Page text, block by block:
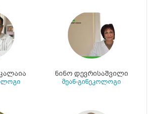
ნინო დევრისაშვილი
მეან-გინეკოლოგი